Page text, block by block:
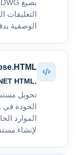
التعليقات
الوصفية
.NET HTML و Web Format
الموارد
لإنشاء